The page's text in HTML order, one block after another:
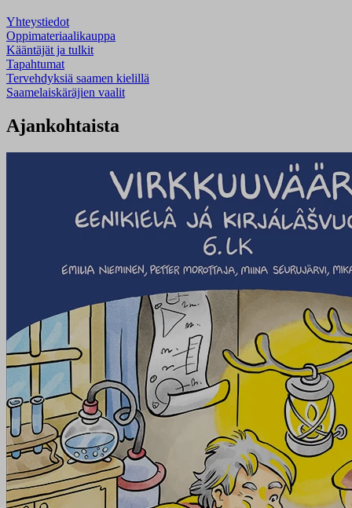
Yhteystiedot
Oppimateriaalikauppa
Kääntäjät ja tulkit
Tapahtumat
Tervehdyksiä saamen kielillä
Saamelaiskäräjien vaalit
Ajankohtaista